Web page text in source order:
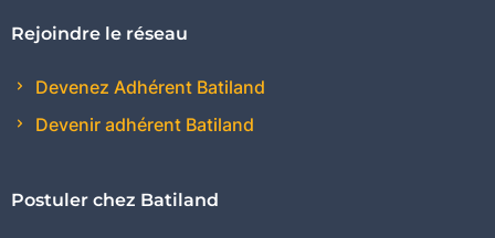
Rejoindre le réseau
Devenez Adhérent Batiland
Devenir adhérent Batiland
Postuler chez Batiland